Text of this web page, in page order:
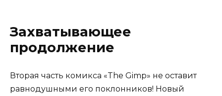
Захватывающее
продолжение
Вторая часть комикса «The Gimp» не оставит
равнодушными его поклонников! Новый